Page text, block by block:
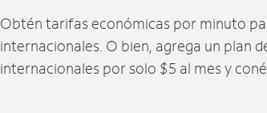
Obtén tarifas económicas por minuto
internacionales. O bien, agrega un plan
internacionales por solo $5 al mes y